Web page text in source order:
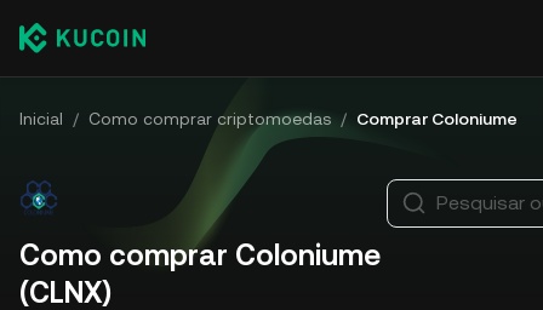
Inicial / Como comprar criptomoedas / Comprar Coloniume
Como comprar Coloniume
(CLNX)
Pesquisar